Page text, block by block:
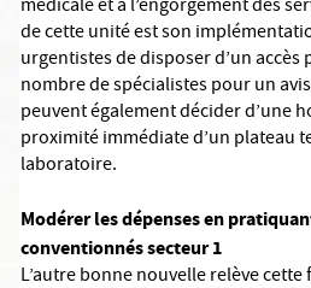
médicale et à l’engorgement des
de cette unité est son
urgentistes de disposer d’un accès
nombre de spécialistes pour un
peuvent également décider d’une
proximité immédiate d’un plateau
laboratoire.
Modérer les dépenses en
conventionnés secteur 1
L’autre bonne nouvelle relève